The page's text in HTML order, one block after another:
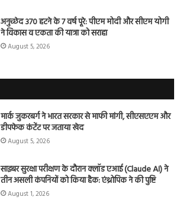
अनुच्छेद 370 हटने के 7 वर्ष पूरे: पीएम मोदी और सीएम योगी
ने विकास व एकता की यात्रा को सराहा
August 5, 2026
मार्क जुकरबर्ग ने भारत सरकार से माफी मांगी, सीएसएएम और
डीपफेक कंटेंट पर जताया खेद
August 5, 2026
साइबर सुरक्षा परीक्षण के दौरान क्लॉड एआई (Claude AI) ने
तीन असली कंपनियों को किया हैक: एंथ्रोपिक ने की पुष्टि
August 1, 2026